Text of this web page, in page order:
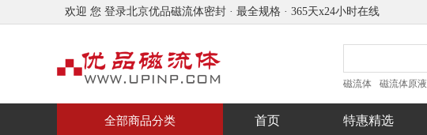
欢迎 您 登录北京优品磁流体密封 · 最全规格 · 365天x24小时在线
磁流体 磁流体原液
全部商品分类 首页 特惠精选